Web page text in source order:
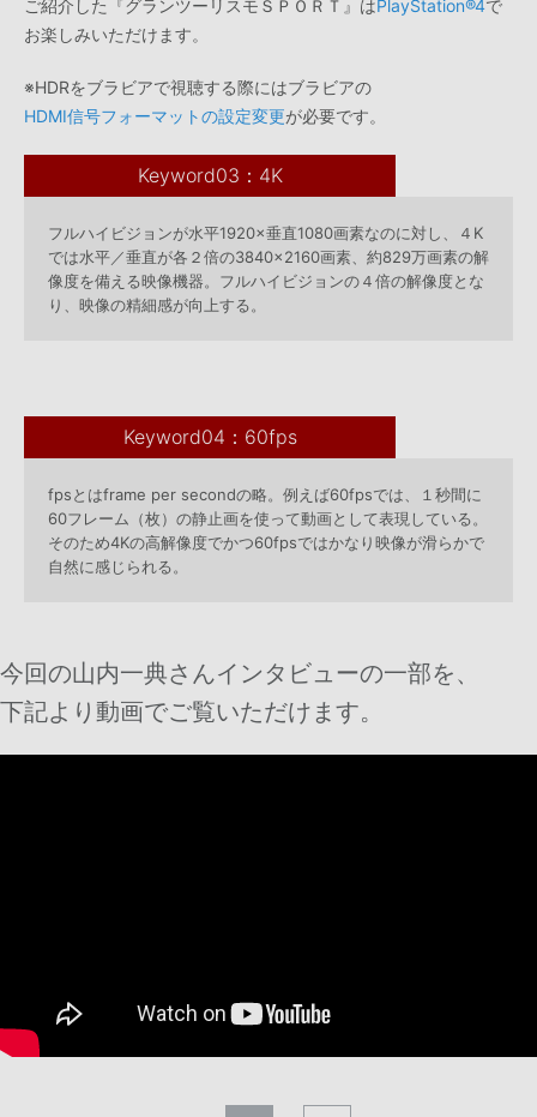
ご紹介した『グランツーリスモＳＰＯＲＴ』はPlayStation®4で
お楽しみいただけます。
※HDRをブラビアで視聴する際にはブラビアの
HDMI信号フォーマットの設定変更が必要です。
Keyword03：4K
フルハイビジョンが水平1920×垂直1080画素なのに対し、４K
では水平／垂直が各２倍の3840×2160画素、約829万画素の解
像度を備える映像機器。フルハイビジョンの４倍の解像度とな
り、映像の精細感が向上する。
Keyword04：60fps
fpsとはframe per secondの略。例えば60fpsでは、１秒間に
60フレーム（枚）の静止画を使って動画として表現している。
そのため4Kの高解像度でかつ60fpsではかなり映像が滑らかで
自然に感じられる。
今回の山内一典さんインタビューの一部を、
下記より動画でご覧いただけます。